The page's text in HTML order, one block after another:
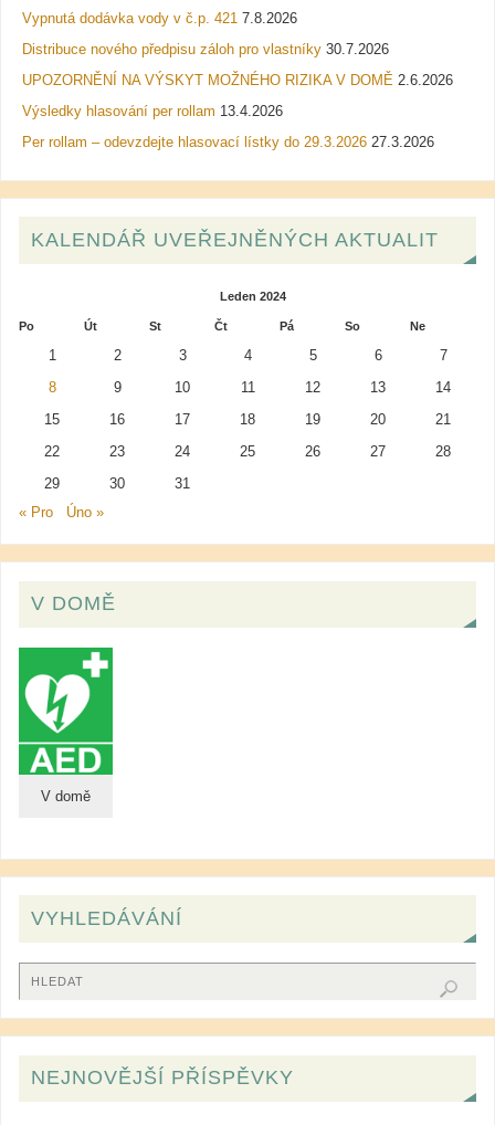
Vypnutá dodávka vody v č.p. 421 7.8.2026
Distribuce nového předpisu záloh pro vlastníky 30.7.2026
UPOZORNĚNÍ NA VÝSKYT MOŽNÉHO RIZIKA V DOMĚ 2.6.2026
Výsledky hlasování per rollam 13.4.2026
Per rollam – odevzdejte hlasovací lístky do 29.3.2026 27.3.2026
KALENDÁŘ UVEŘEJNĚNÝCH AKTUALIT
Leden 2024
Po Út St Čt Pá So Ne
1 2 3 4 5 6 7
8 9 10 11 12 13 14
15 16 17 18 19 20 21
22 23 24 25 26 27 28
29 30
31
« Pro
Úno »
V DOMĚ
V domě
VYHLEDÁVÁNÍ
NEJNOVĚJŠÍ PŘÍSPĚVKY